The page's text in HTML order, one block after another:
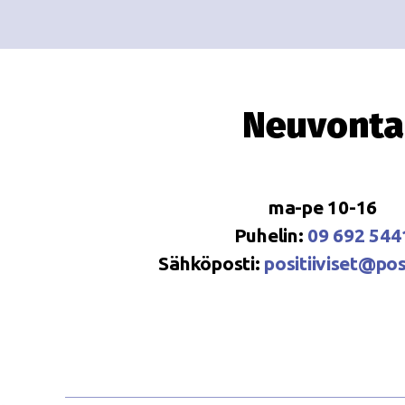
Neuvonta
ma-pe 10-16
Puhelin: 09 692
Sähköposti: